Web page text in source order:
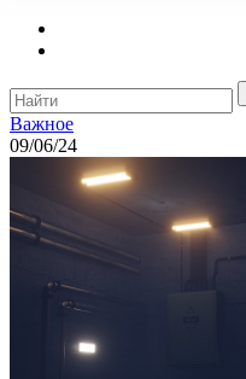
Важное
09/06/24